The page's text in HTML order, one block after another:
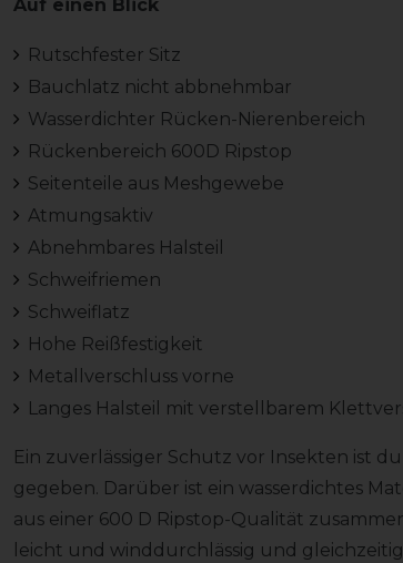
Auf einen Blick
Rutschfester Sitz
Bauchlatz nicht abbnehmbar
Wasserdichter Rücken-Nierenbereich
Rückenbereich 600D Ripstop
Seitenteile aus Meshgewebe
Atmungsaktiv
Abnehmbares Halsteil
Schweifriemen
Schweiflatz
Hohe Reißfestigkeit
Metallverschluss vorne
Langes Halsteil mit verstellbarem
Ein zuverlässiger Schutz vor Insekten ist
gegeben. Darüber ist ein wasserdichtes
aus einer 600 D Ripstop-Qualität
leicht und winddurchlässig und